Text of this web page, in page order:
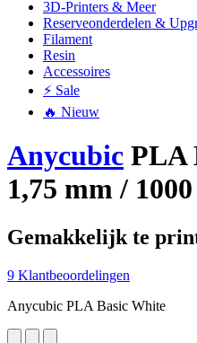
3D-Printers & Meer
Reserveonderdelen &
Filament
Resin
Accessoires
⚡ Sale
🔥 Nieuw
Anycubic PLA
1,75 mm /
Gemakkelijk te
9 Klantbeoordelingen
Anycubic PLA Basic White